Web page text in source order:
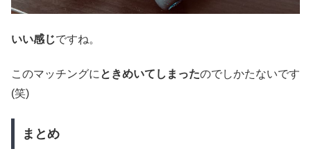
いい感じですね。
このマッチングに ときめいてしまったのでしかたないです
(笑)
まとめ